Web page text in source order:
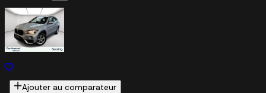
Ajouter au comparateur